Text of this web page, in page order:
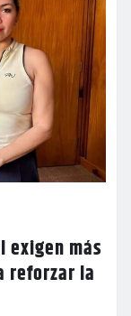
exigen más
reforzar la